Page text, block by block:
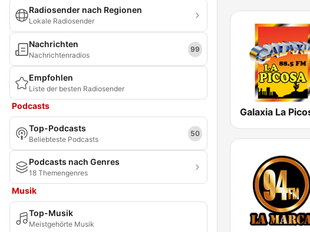
Radiosender nach Regionen
Lokale Radiosender
Nachrichten
Nachrichtenradios
99
Empfohlen
Liste der besten Radiosender
Podcasts
Top-Podcasts
Beliebteste Podcasts
50
Podcasts nach Genres
18 Themengenres
Musik
Top-Musik
Meistgehörte Musik
Galaxia La